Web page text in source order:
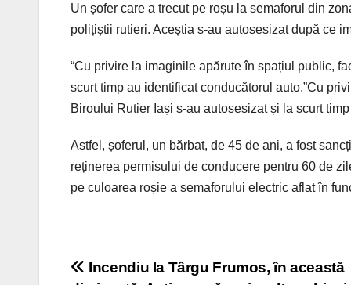
Un șofer care a trecut pe roșu la semaforul din
polițiștii rutieri. Aceștia s-au autosesizat după ce
“Cu privire la imaginile apărute în spațiul public,
scurt timp au identificat conducătorul auto.”Cu
Biroului Rutier Iași s-au autosesizat și la scurt
Astfel, șoferul, un bărbat, de 45 de ani, a fost
reținerea permisului de conducere pentru 60 de
pe culoarea roșie a semaforului electric aflat în
Post
Incendiu la Târgu Frumos, în această